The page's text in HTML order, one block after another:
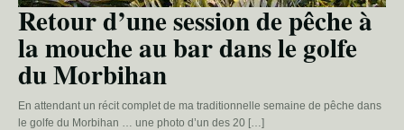
Retour d’une session de pêche à
la mouche au bar dans le golfe
du Morbihan
En attendant un récit complet de ma traditionnelle semaine de pêche dans
le golfe du Morbihan … une photo d’un des 20 […]